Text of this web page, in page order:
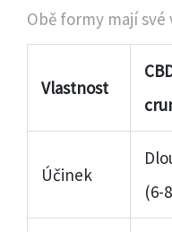
Obě formy mají své
Vlastnost
Účinek
(6-